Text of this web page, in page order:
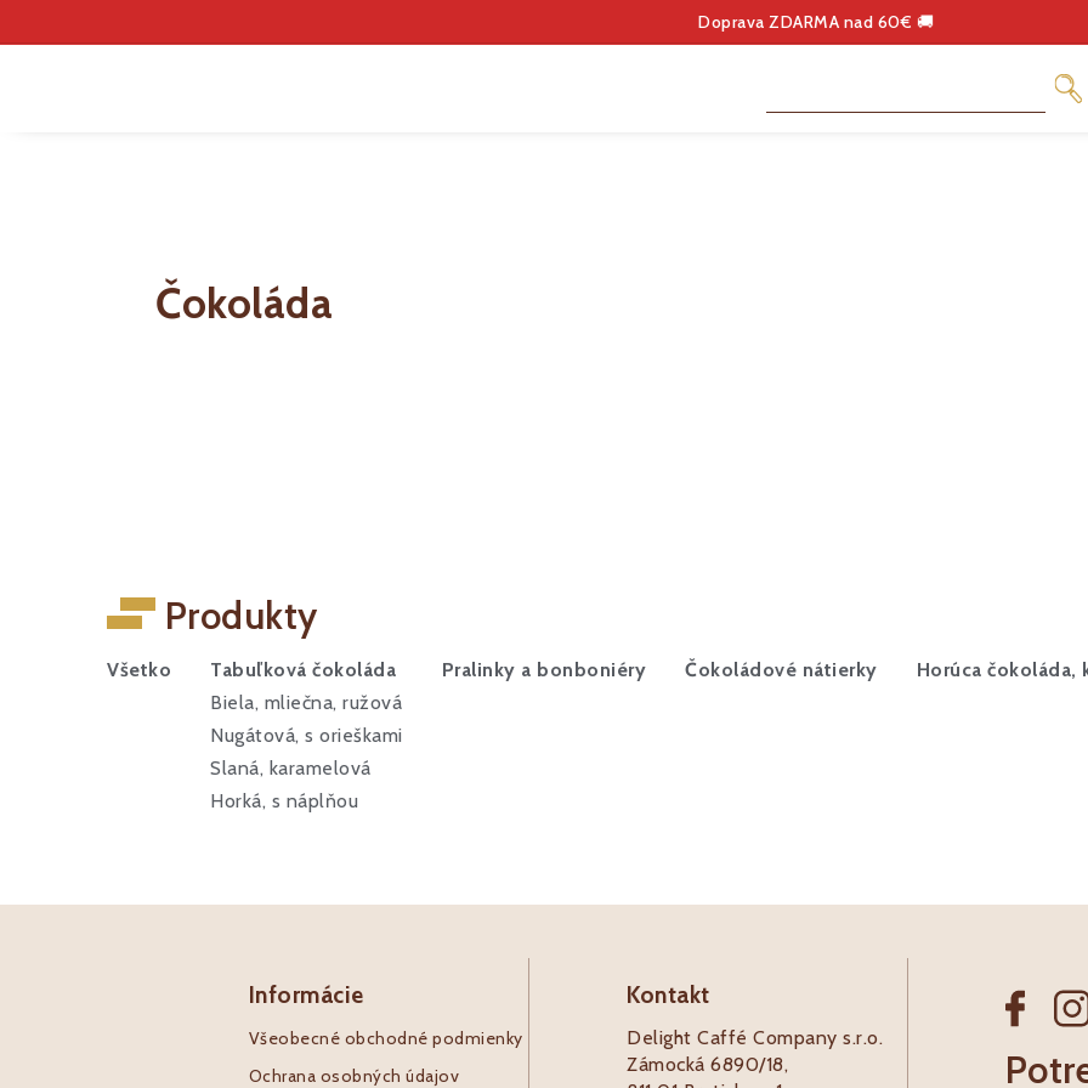
Doprava ZDARMA nad 60€ 🚚
Čokoláda
Produkty
Všetko
Tabuľková čokoláda
Biela, mliečna, ružová
Nugátová, s orieškami
Slaná, karamelová
Horká, s náplňou
Pralinky a bonboniéry Čokoládové nátierky Horúca čokoláda,
Informácie
Všeobecné obchodné podmienky
Ochrana osobných údajov
Kontakt
Delight Caffé Company s.r.o.
Zámocká 6890/18,